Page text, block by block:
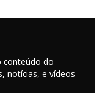
conteúdo do
notícias, e vídeos